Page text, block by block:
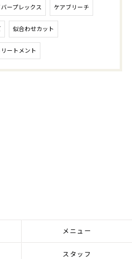
ープレックス ケアブリーチ
似合わせカット
ートメント
メニュー
スタッフ